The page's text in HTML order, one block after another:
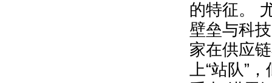
的特征。
壁垒与科
家在供应
上“站队”